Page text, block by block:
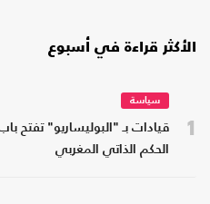
الأكثر قراءة في أسبوع
1
سياسة
قيادات بـ "البوليساريو" تفتح
الحكم الذاتي المغربي